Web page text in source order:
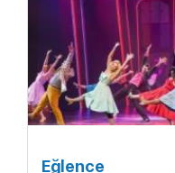
Eğlence